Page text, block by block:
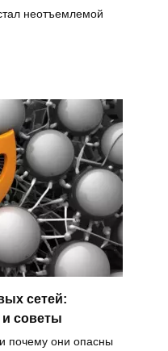
неотъемлемой
сетей:
советы
почему они опасны